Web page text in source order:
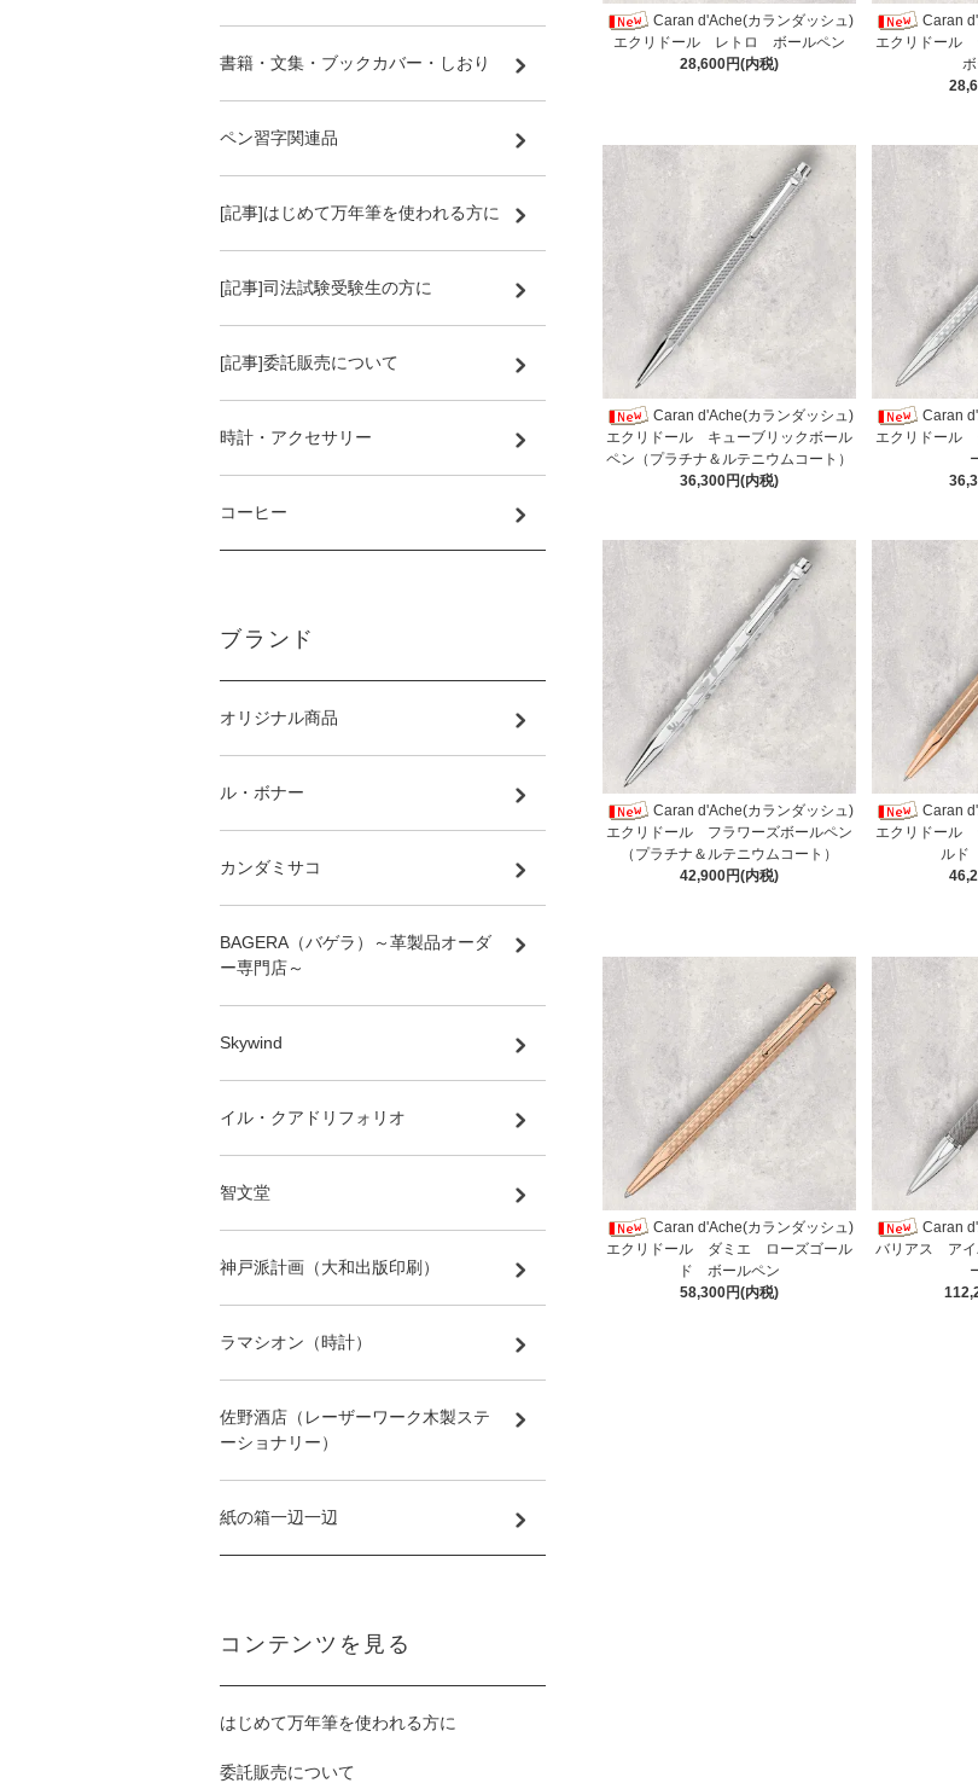
Caran d'Ache(カランダッシュ)
エクリドール レトロ ボールペン
28,600円(内税)
Caran
エクリドール
Caran d'Ache(カランダッシュ)
エクリドール キューブリックボール
ペン（プラチナ＆ルテニウムコート）
36,300円(内税)
Caran
エクリドー
Caran d'Ache(カランダッシュ)
エクリドール フラワーズボールペン
（プラチナ＆ルテニウムコート）
42,900円(内税)
Caran
エクリドール
ルド
Caran d'Ache(カランダッシュ)
エクリドール ダミエ ローズゴール
ド ボールペン
58,300円(内税)
Caran
バリアス ア
書籍・文集・ブックカバー・しおり
ペン習字関連品
[記事]はじめて万年筆を使われる方に
[記事]司法試験受験生の方に
[記事]委託販売について
時計・アクセサリー
コーヒー
ブランド
オリジナル商品
ル・ボナー
カンダミサコ
BAGERA（バゲラ）～革製品オーダ
ー専門店～
Skywind
イル・クアドリフォリオ
智文堂
神戸派計画（大和出版印刷）
ラマシオン（時計）
佐野酒店（レーザーワーク木製ステ
ーショナリー）
紙の箱一辺一辺
コンテンツを見る
はじめて万年筆を使われる方に
委託販売について